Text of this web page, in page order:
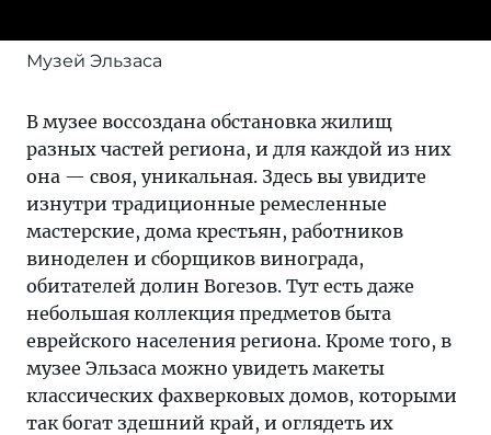
Музей Эльзаса
В музее воссоздана обстановка жилищ
разных частей региона, и для каждой из них
она — своя, уникальная. Здесь вы увидите
изнутри традиционные ремесленные
мастерские, дома крестьян, работников
виноделен и сборщиков винограда,
обитателей долин Вогезов. Тут есть даже
небольшая коллекция предметов быта
еврейского населения региона. Кроме того, в
музее Эльзаса можно увидеть макеты
классических фахверковых домов, которыми
так богат здешний край, и оглядеть их